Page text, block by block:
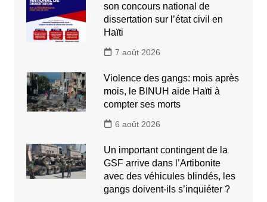
son concours national de
dissertation sur l’état civil en
Haïti
7 août 2026
Violence des gangs: mois après
mois, le BINUH aide Haïti à
compter ses morts
6 août 2026
Un important contingent de la
GSF arrive dans l’Artibonite
avec des véhicules blindés, les
gangs doivent-ils s’inquiéter ?